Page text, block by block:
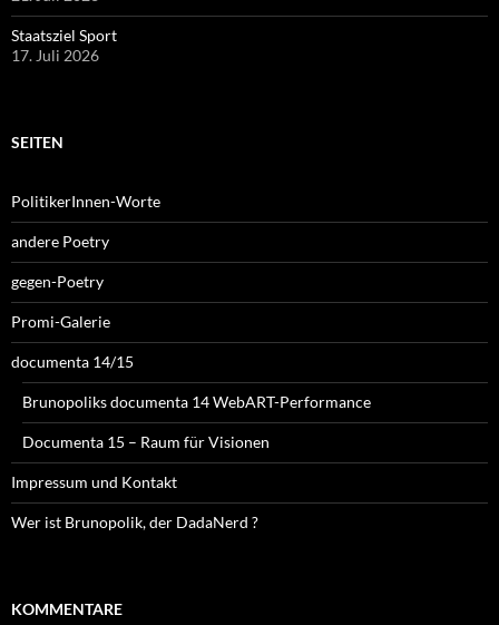
Staatsziel Sport
17. Juli 2026
SEITEN
PolitikerInnen-Worte
andere Poetry
gegen-Poetry
Promi-Galerie
documenta 14/15
Brunopoliks documenta 14 WebART-Performance
Documenta 15 – Raum für Visionen
Impressum und Kontakt
Wer ist Brunopolik, der DadaNerd ?
KOMMENTARE